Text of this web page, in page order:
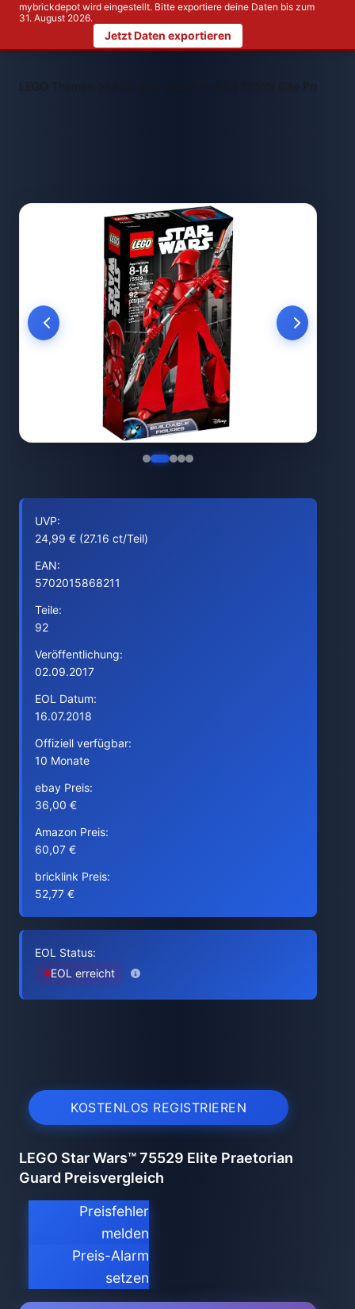
mybrickdepot wird eingestellt. Bitte exportiere deine Daten bis zum
31. August 2026.
Jetzt Daten exportieren
LEGO Themen > LEGO 75529 Elite
UVP:
24,99 € (27.16 ct/Teil)
EAN:
5702015868211
Teile:
92
Veröffentlichung:
02.09.2017
EOL Datum:
16.07.2018
Offiziell verfügbar:
10 Monate
ebay Preis:
36,00 €
Amazon Preis:
60,07 €
bricklink Preis:
52,77 €
EOL Status:
EOL erreicht
KOSTENLOS REGISTRIEREN
LEGO Star Wars™ 75529 Elite Praetorian
Guard Preisvergleich
Preisfehler
melden
Preis-Alarm
setzen